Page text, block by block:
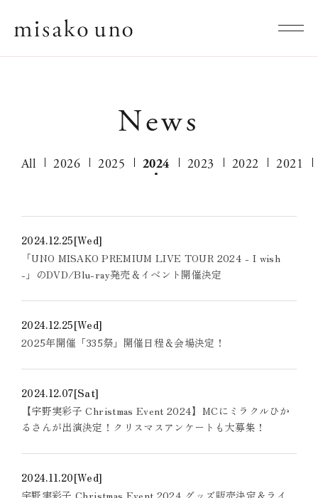
News
All 2026 2025 2024 2023 2022 2021
2024.12.25[Wed]
「UNO MISAKO PREMIUM LIVE TOUR 2024 - I wish
-」のDVD/Blu-ray発売＆イベント開催決定
2024.12.25[Wed]
2025年開催「335祭」開催日程＆会場決定！
2024.12.07[Sat]
【宇野実彩子 Christmas Event 2024】MCにミラクルひか
るさんが出演決定！クリスマスアンケートも大募集！
2024.11.20[Wed]
宇野実彩子 Christmas Event 2024 グッズ販売決定＆ライ